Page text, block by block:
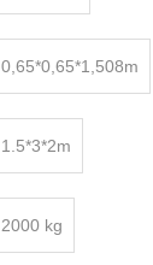
0,65*0,65*1,508m
1.5*3*2m
2000 kg